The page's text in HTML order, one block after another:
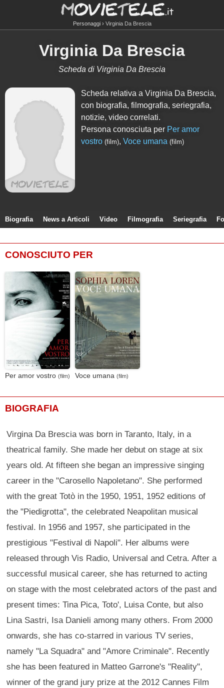
Personaggi Virginia Da Brescia
Virginia Da Brescia
Scheda di Virginia Da Brescia
Scheda relativa a Virginia Da Brescia,
con biografia, filmografia, seriegrafia,
notizie, video correlati.
Persona conosciuta per Per amor
vostro (film),Voce umana (film)
Biografia News a Articoli Video Filmografia Seriegrafia
CONOSCIUTO PER
Per amor vostro (film) Voce umana (film)
BIOGRAFIA
Virgina Da Brescia was born in Taranto, Italy, in a
theatrical family. She made her debut on stage at six
years old. At fifteen she began an impressive singing
career in the "Carosello Napoletano". She performed
with the great Totò in the 1950, 1951, 1952 editions of
the "Piedigrotta", the celebrated Neapolitan musical
festival. In 1956 and 1957, she participated in the
prestigious "Festival di Napoli". Her albums were
released through Vis Radio, Universal and Cetra. After a
successful musical career, she has returned to acting
on stage with the most celebrated actors of the past and
present times: Tina Pica, Toto', Luisa Conte, but also
Lina Sastri, Isa Danieli among many others. From 2000
onwards, she has co-starred in various TV series,
namely "La Squadra" and "Amore Criminale". Recently
she has been featured in Matteo Garrone's "Reality",
winner of the grand jury prize at the 2012 Cannes Film